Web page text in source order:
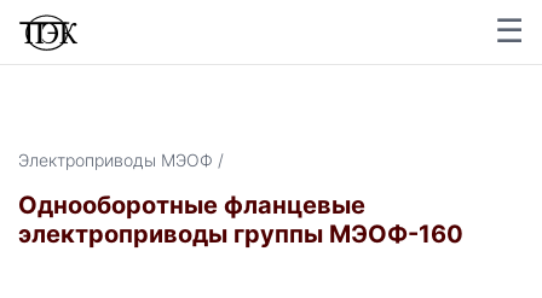
☰
×
Электроприводы МЭОФ /
Однооборотные фланцевые
электроприводы группы МЭОФ-160